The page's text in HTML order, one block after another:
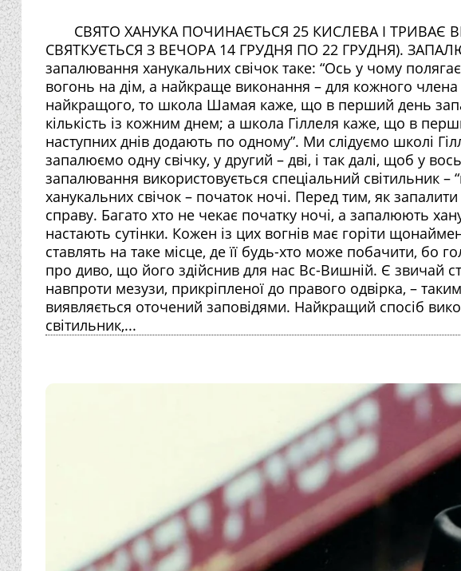
СВЯТО ХАНУКА ПОЧИНАЄТЬСЯ 25 КИСЛЕВА І ТРИВАЄ
СВЯТКУЄТЬСЯ З ВЕЧОРА 14 ГРУДНЯ ПО 22 ГРУДНЯ).
запалювання ханукальних свічок таке: “Ось у чому
вогонь на дім, а найкраще виконання – для кожного члена
найкращого, то школа Шамая каже, що в перший день
кількість із кожним днем; а школа Гіллеля каже, що в
наступних днів додають по одному”. Ми слідуємо школі
запалюємо одну свічку, у другий – дві, і так далі, щоб у
запалювання використовується спеціальний світильник –
ханукальних свічок – початок ночі. Перед тим, як
справу. Багато хто не чекає початку ночі, а запалюють
настають сутінки. Кожен із цих вогнів має горіти
ставлять на таке місце, де її будь-хто може побачити, бо
про диво, що його здійснив для нас Вс-Вишній. Є звичай
навпроти мезузи, прикріпленої до правого одвірка, –
виявляється оточений заповідями. Найкращий спосіб
світильник,...